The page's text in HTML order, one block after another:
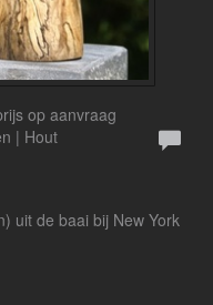
op aanvraag
| Hout
uit de baai bij New York